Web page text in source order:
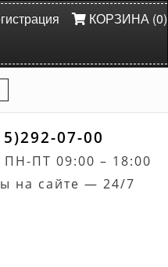
КОРЗИНА (0)
07-00
ПТ 09:00 – 18:00
на сайте — 24/7